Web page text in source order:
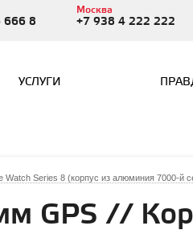
666 8
Москва
+7 938 4 222 222
УСЛУГИ
Watch Series 8 (корпус из алюминия 7000-й
GPS //